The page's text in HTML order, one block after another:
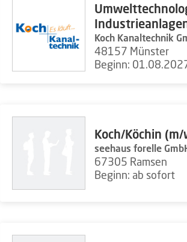
Koch Kanaltechnik
48157 Münster
Beginn:
Koch/Köchin
seehaus forelle
67305 Ramsen
Beginn: ab sofort